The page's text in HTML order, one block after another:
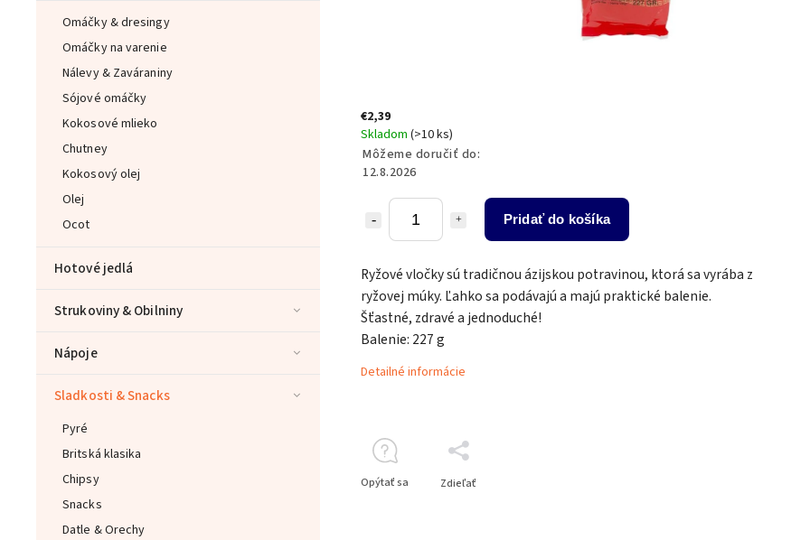
Omáčky & dresingy
Omáčky na varenie
Nálevy & Zaváraniny
Sójové omáčky
Kokosové mlieko
Chutney
Kokosový olej
Olej
Ocot
Hotové jedlá
Strukoviny & Obilniny
Nápoje
Sladkosti & Snacks
Pyré
Britská klasika
Chipsy
Snacks
Datle & Orechy
€2,39
Skladom (>10 ks)
Môžeme doručiť do:
12.8.2026
Pridať do košíka
Ryžové vločky sú tradičnou ázijskou potravinou, ktorá sa vyrába z
ryžovej múky. Ľahko sa podávajú a majú praktické balenie.
Šťastné, zdravé a jednoduché!
Balenie: 227 g
Detailné informácie
Opýtať sa Zdieľať